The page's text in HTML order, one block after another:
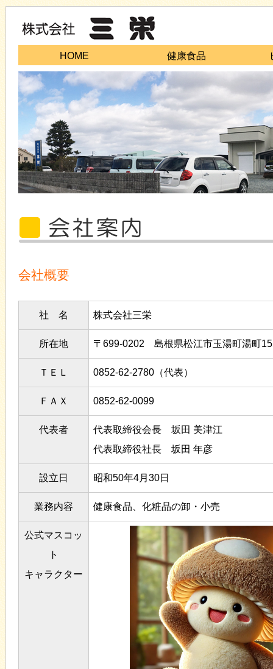
HOME 健康食品
会社概要
社 名 株式会社三栄
所在地 〒699-0202 島根県松江市玉湯町湯町
ＴＥＬ 0852-62-2780（代表）
ＦＡＸ 0852-62-0099
代表者
代表取締役会長 坂田 美津江
代表取締役社長 坂田 年彦
設立日 昭和50年4月30日
業務内容 健康食品、化粧品の卸・小売
公式マスコッ
ト
キャラクター